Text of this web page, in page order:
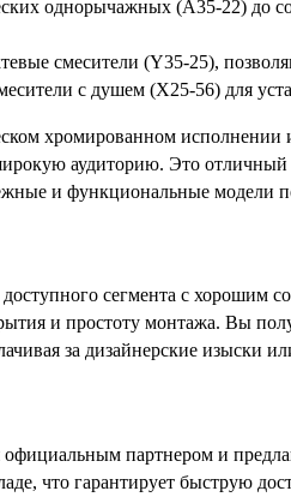
однорычажных (A35-22) до
смесители (Y35-25),
с душем (X25-56) для
хромированном
аудиторию. Это
и функциональные модели
сегмента с хорошим
и простоту монтажа. Вы
за дизайнерские изыски
партнером и
что гарантирует быструю